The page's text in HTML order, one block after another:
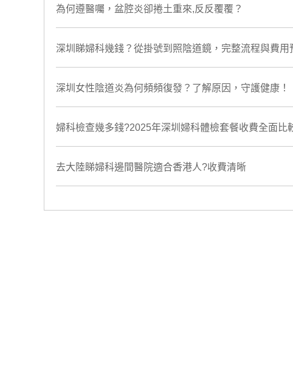
為何遵醫囑，盆腔炎卻捲土重來,反反覆覆？
深圳睇婦科幾錢？從掛號到照陰道鏡，完整流程與費用
​深圳女性陰道炎為何頻頻復發？了解原因，守護健康！
婦科檢查幾多錢?2025年深圳婦科體檢套餐收費全面比
去大陸睇婦科邊間醫院適合香港人?收費清晰